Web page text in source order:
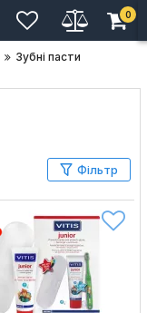
0
Зубні пасти
Фільтр